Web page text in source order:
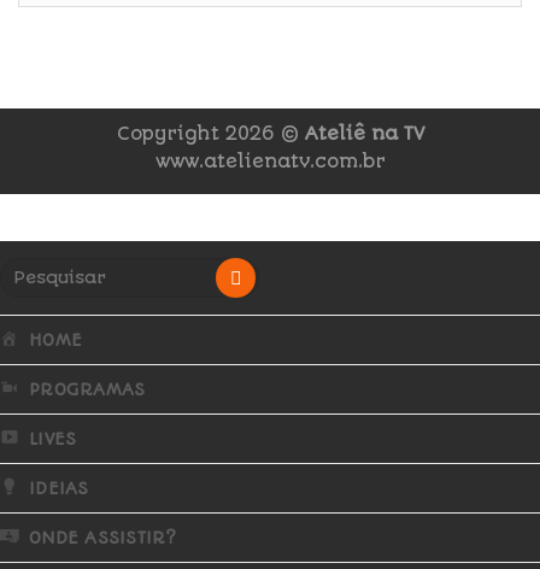
Copyright 2026 © Ateliê na TV
www.atelienatv.com.br
HOME
PROGRAMAS
LIVES
IDEIAS
ONDE ASSISTIR?